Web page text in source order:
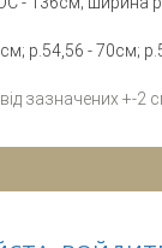
р.54,56 - 70см;
зазначених +-2